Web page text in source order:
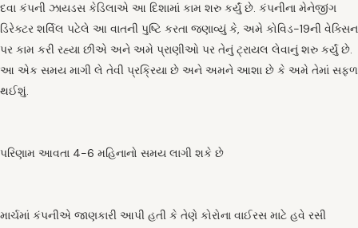
દવા કંપની ઝાયડસ કેડિલાએ આ દિશામાં કામ શરુ કર્યું છે. કંપનીના મેનેજીંગ
ડિરેક્ટર શર્વિલ પટેલે આ વાતની પુષ્ટિ કરતા જણાવ્યું કે, અમે કોવિડ-19ની વેક્સિન
પર કામ કરી રહ્યા છીએ અને અમે પ્રાણીઓ પર તેનું ટ્રાયલ લેવાનું શરુ કર્યું છે.
આ એક સમય માગી લે તેવી પ્રક્રિયા છે અને અમને આશા છે કે અમે તેમાં સફળ
થઈશું.
પરિણામ આવતા 4-6 મહિનાનો સમય લાગી શકે છે
માર્ચમાં કંપનીએ જાણકારી આપી હતી કે તેણે કોરોના વાઈરસ માટે હવે રસી